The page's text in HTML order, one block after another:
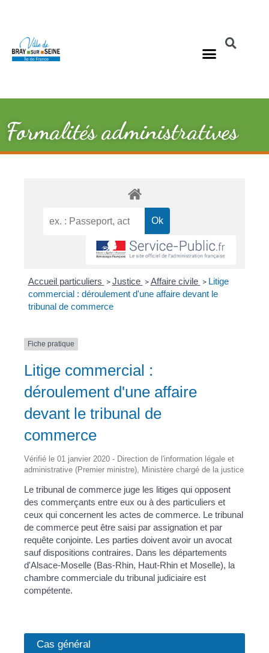
Formalités administratives
Accueil particuliers > Justice > Affaire civile > Litige
commercial : déroulement d'une affaire devant le
tribunal de commerce
Fiche pratique
Litige commercial :
déroulement d'une affaire
devant le tribunal de
commerce
Vérifié le 01 janvier 2020 - Direction de l'information légale et
administrative (Premier ministre), Ministère chargé de la justice
Le tribunal de commerce juge les litiges qui opposent
des commerçants entre eux ou à des particuliers et
ceux qui concernent les actes de commerce. Le tribunal
de commerce peut être saisi par assignation et par
requête conjointe. Les parties doivent avoir un avocat
sauf dispositions contraires. Dans les départements
d'Alsace-Moselle (Bas-Rhin, Haut-Rhin et Moselle), la
chambre commerciale du tribunal judiciaire est
compétente.
Cas général